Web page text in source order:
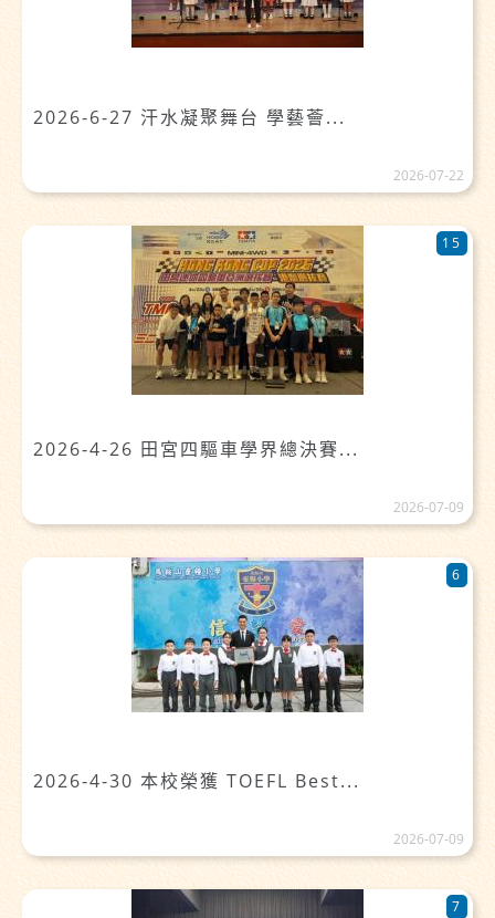
2026-6-27 汗水凝聚舞台 學藝薈...
2026-07-22
2026-4-26 田宮四驅車學界總決賽...
15
2026-07-09
2026-4-30 本校榮獲 TOEFL Best...
6
2026-07-09
7